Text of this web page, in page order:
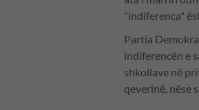
"indiferenca"
Partia
indiferencën e
shkollave në
qeverinë, nëse